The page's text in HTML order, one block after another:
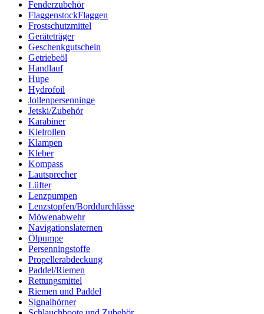
Fenderzubehör
FlaggenstockFlaggen
Frostschutzmittel
Geräteträger
Geschenkgutschein
Getriebeöl
Handlauf
Hupe
Hydrofoil
Jollenpersenninge
Jetski/Zubehör
Karabiner
Kielrollen
Klampen
Kleber
Kompass
Lautsprecher
Lüfter
Lenzpumpen
Lenzstopfen/Borddurchlässe
Möwenabwehr
Navigationslaternen
Ölpumpe
Persenningstoffe
Propellerabdeckung
Paddel/Riemen
Rettungsmittel
Riemen und Paddel
Signalhörner